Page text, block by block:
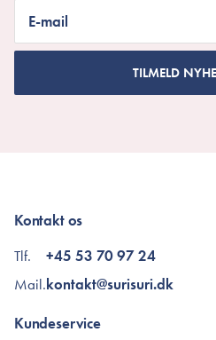
E-mail
TILMELD
Kontakt os
Tlf.
Mail.
+45 53 70 97 24
kontakt@surisuri.dk
Kundeservice